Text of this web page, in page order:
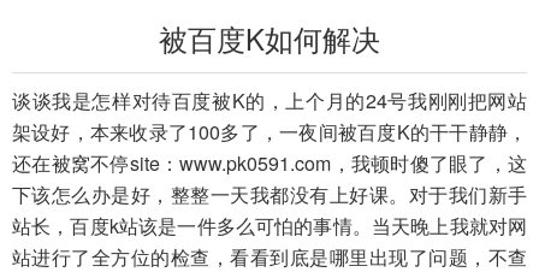
被百度K如何解决
谈谈我是怎样对待百度被K的，上个月的24号我刚刚把网站
架设好，本来收录了100多了，一夜间被百度K的干干静静，
还在被窝不停site：www.pk0591.com ，我顿时傻了眼了，这
下该怎么办是好，整整一天我都没有上好课。对于我们新手
站长，百度k站该是一件多么可怕的事情。当天晚上我就对网
站进行了全方位的检查，看看到底是哪里出现了问题，不查